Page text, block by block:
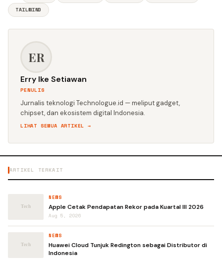
TAILWIND
ER
Erry Ike Setiawan
PENULIS
Jurnalis teknologi Technologue.id — meliput gadget,
chipset, dan ekosistem digital Indonesia.
LIHAT SEMUA ARTIKEL →
ARTIKEL TERKAIT
NEWS
Apple Cetak Pendapatan Rekor pada Kuartal III 2026
Aug 5, 2026
NEWS
Huawei Cloud Tunjuk Redington sebagai Distributor di
Indonesia